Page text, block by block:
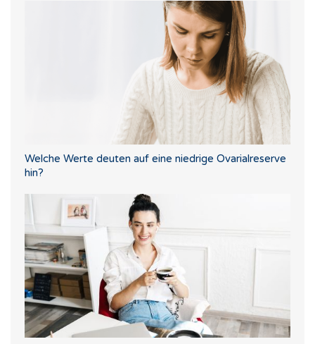
Welche Werte deuten auf eine niedrige Ovarialreserve
hin?